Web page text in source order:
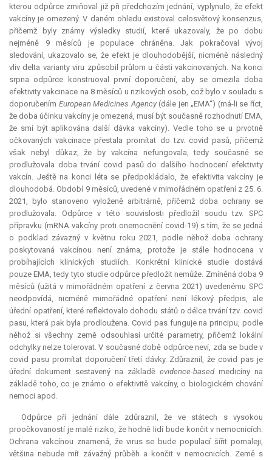
kterou odpůrce zmiňoval již při předchozím jednání, vyplynulo, že efekt
vakcíny je omezený. V daném ohledu existoval celosvětový konsenzus,
přičemž byly známy výsledky studií, které ukazovaly, že po dobu
nejméně 9 měsíců je populace chráněna. Jak pokračoval vývoj
sledování, ukazovalo se, že efekt je dlouhodobější, nicméně následný
vliv delta varianty viru způsobil průlom u části vakcinovaných. Na konci
srpna odpůrce konstruoval první doporučení, aby se omezila doba
efektivity vakcinace na 8 měsíců u rizikových osob, což bylo v souladu s
doporučením European Medicines Agency(dále jen „EMA“) (má-li se říct,
že doba účinku vakcíny je omezená, musí být současně rozhodnutí EMA,
že smí být aplikována další dávka vakcíny). Vedle toho se u prvotně
očkovaných vakcinace přestala promítat do tzv. covid pasů, přičemž
však nebyl důkaz, že by vakcína nefungovala, tedy současně se
prodlužovala doba trvání covid pasů do dalšího hodnocení efektivity
vakcín. Ještě na konci léta se předpokládalo, že efektivita vakcíny je
dlouhodobá. Období 9 měsíců, uvedené v mimořádném opatření z 25. 6.
2021, bylo stanoveno vyloženě arbitrárně, přičemž doba ochrany se
prodlužovala. Odpůrce v této souvislosti předložil soudu tzv. SPC
přípravku (mRNA vakcíny proti onemocnění covid-19) s tím, že se jedná
o podklad závazný v květnu roku 2021, podle něhož doba ochrany
poskytovaná vakcínou není známa, protože je stále hodnocena v
probíhajících klinických studiích. Konkrétní klinické studie dostává
pouze EMA, tedy tyto studie odpůrce předložit nemůže. Zmíněná doba 9
měsíců (užitá v mimořádném opatření z června 2021) uvedenému SPC
neodpovídá, nicméně mimořádné opatření není lékový předpis, ale
úřední opatření, které reflektovalo dohodu států o délce trvání tzv. covid
pasu, která pak byla prodloužena. Covid pas funguje na principu, podle
něhož si všechny země odsouhlasí určité parametry, přičemž lokální
odchylky nelze tolerovat. V současné době odpůrce neví, zda se bude v
covid pasu promítat doporučení třetí dávky. Zdůraznil, že covid pas je
úřední dokument sestavený na základě evidence-based medicíny na
základě toho, co je známo o efektivitě vakcíny, o biologickém chování
nemoci apod.
Odpůrce při jednání dále zdůraznil, že ve státech s vysokou
proočkovaností je malé riziko, že hodně lidí bude končit v nemocnicích.
Ochrana vakcínou znamená, že virus se bude populací šířit pomaleji,
většina nebude mít závažný průběh a končit v nemocnicích. Země s